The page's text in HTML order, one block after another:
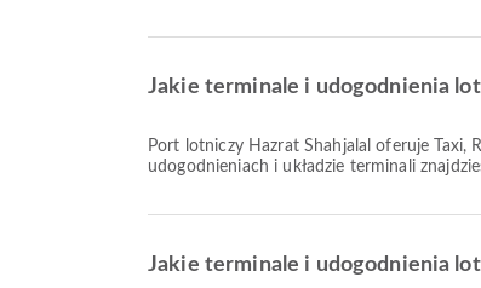
Jakie terminale i udogodnienia
Port lotniczy Hazrat Shahjalal oferuje Taxi, Restauracje, Strefa dla palących oraz wiele innych udogodnień, aby poprawić komfort podróży. Szczegółowe informacje o
udogodnieniach i układzie terminali
Jakie terminale i udogodnienia